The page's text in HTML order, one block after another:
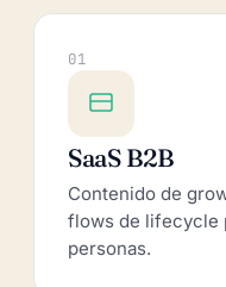
01
SaaS B2B
Contenido de
flows de lifecycle
personas.